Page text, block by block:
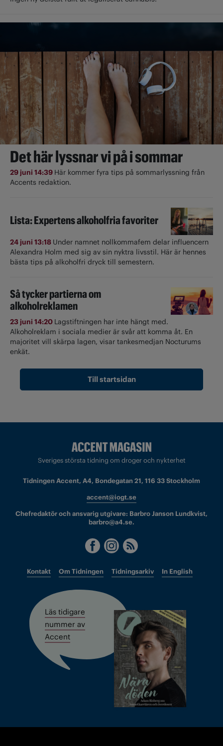
Det här lyssnar vi på i sommar
29 juni 14:39 Här kommer fyra tips på sommarlyssning från
Accents redaktion.
Lista: Expertens alkoholfria favoriter
24 juni 13:18 Under namnet nollkommafem delar influencern
Alexandra Holm med sig av sin nyktra livsstil. Här är hennes
bästa tips på alkoholfri dryck till semestern.
Så tycker partierna om
alkoholreklamen
23 juni 14:20 Lagstiftningen har inte hängt med.
Alkoholreklam i sociala medier är svår att komma åt. En
majoritet vill skärpa lagen, visar tankesmedjan Nocturums
enkät.
Till startsidan
Sveriges största tidning om droger och nykterhet
Tidningen Accent, A4, Bondegatan 21, 116 33 Stockholm
accent@iogt.se
Chefredaktör och ansvarig utgivare: Barbro Janson Lundkvist,
barbro@a4.se.
Kontakt Om Tidningen Tidningsarkiv In English
Läs tidigare
nummer av
Accent